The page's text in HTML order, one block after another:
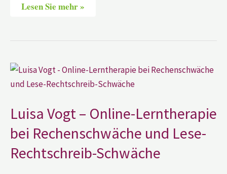
Lesen Sie mehr »
Luisa Vogt – Online-Lerntherapie
bei Rechenschwäche und Lese-
Rechtschreib-Schwäche
Luisa
Vogt
–
bei
Rechenschwäche
und
Lese-
Schwäche